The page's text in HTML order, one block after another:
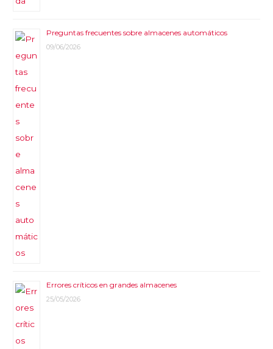
Preguntas frecuentes sobre almacenes automáticos
09/06/2026
Errores críticos en grandes almacenes
25/05/2026